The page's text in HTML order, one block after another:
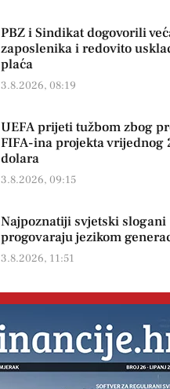
PBZ i Sindikat dogovorili
zaposlenika i redovito
plaća
3.8.2026, 08:19
UEFA prijeti tužbom zbog
FIFA-ina projekta
dolara
3.8.2026, 09:15
Najpoznatiji svjetski slogani
progovaraju jezikom
3.8.2026, 11:51